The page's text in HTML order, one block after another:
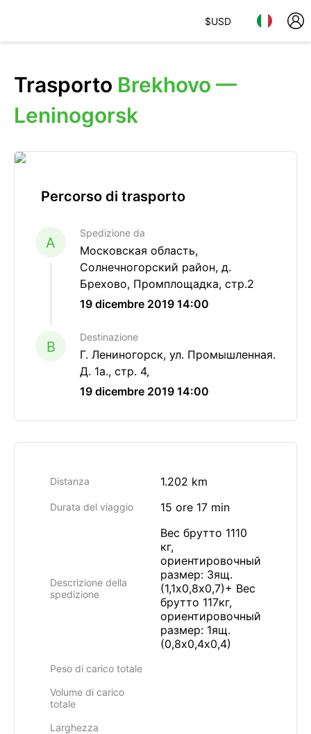
$USD
Trasporto Brekhovo —
Leninogorsk
Percorso di trasporto
A
Spedizione da
Московская область,
Солнечногорский район, д.
Брехово, Промплощадка, стр.2
19 dicembre 2019 14:00
B
Destinazione
Г. Лениногорск, ул. Промышленная.
Д. 1а., стр. 4,
19 dicembre 2019 14:00
Distanza 1.202 km
Durata del viaggio 15 ore 17 min
Descrizione della
spedizione
Вес брутто 1110
кг,
ориентировочный
размер: 3ящ.
(1,1х0,8х0,7)+ Вес
брутто 117кг,
ориентировочный
размер: 1ящ.
(0,8х0,4х0,4)
Peso di carico totale
Volume di carico
totale
Larghezza